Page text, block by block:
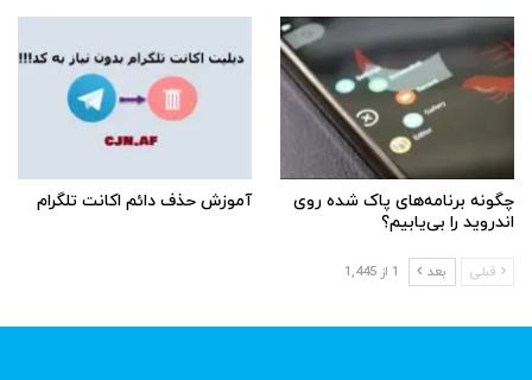
چگونه برنامه‌های پاک شده روی
اندروید را بی‌یابیم؟
آموزش حذف دائم اکانت تلگرام
قبلی بعد 1 از 1,445